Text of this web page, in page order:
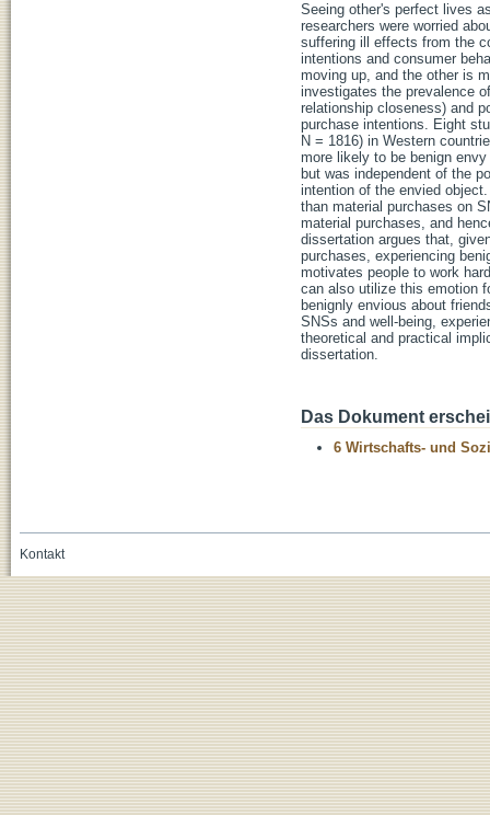
Seeing other's perfect lives
researchers were worried
suffering ill effects from the
intentions and consumer
moving up, and the other is
investigates the prevalence
relationship closeness) and
purchase intentions. Eight
N = 1816) in Western
more likely to be benign
but was independent of the
intention of the envied
than material purchases on
material purchases, and
dissertation argues that,
purchases, experiencing
motivates people to work
can also utilize this emotion
benignly envious about
SNSs and well-being,
theoretical and practical
dissertation.
Das Dokument
6 Wirtschafts- und
Kontakt